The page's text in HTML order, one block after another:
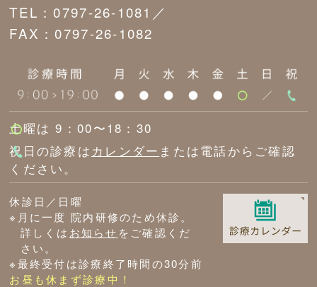
TEL：0797-26-1081／
FAX：0797-26-1082
土曜は 9：00〜18：30
祝日の診療は カレンダー または電話からご確認
ください。
休診日／日曜
※月に一度 院内研修のため休診。
詳しくは お知らせ をご確認くだ
さい。
※最終受付は診療終了時間の30分前
お昼も休まず診療中！